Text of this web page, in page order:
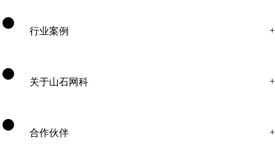
行业案例
关于山石网科
合作伙伴